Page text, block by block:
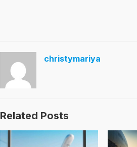
christymariya
Related Posts